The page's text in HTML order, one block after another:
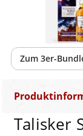
Zum 3er-
Talisker